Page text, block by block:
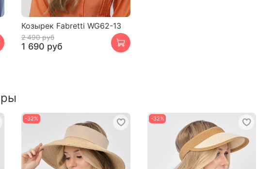
Козырек Fabretti WG62-13
2 490 руб
1 690 руб
-32% -32%